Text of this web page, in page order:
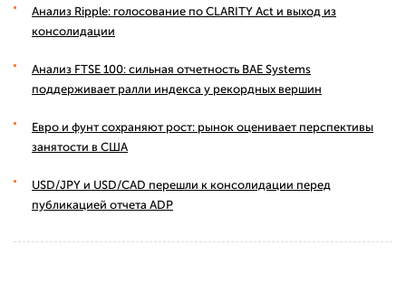
Анализ Ripple: голосование по CLARITY Act и выход из
консолидации
Анализ FTSE 100: сильная отчетность BAE Systems
поддерживает ралли индекса у рекордных вершин
Евро и фунт сохраняют рост: рынок оценивает перспективы
занятости в США
USD/JPY и USD/CAD перешли к консолидации перед
публикацией отчета ADP